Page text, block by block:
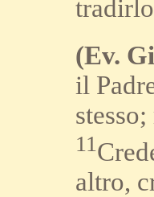
(Ev.
il
11
altro,